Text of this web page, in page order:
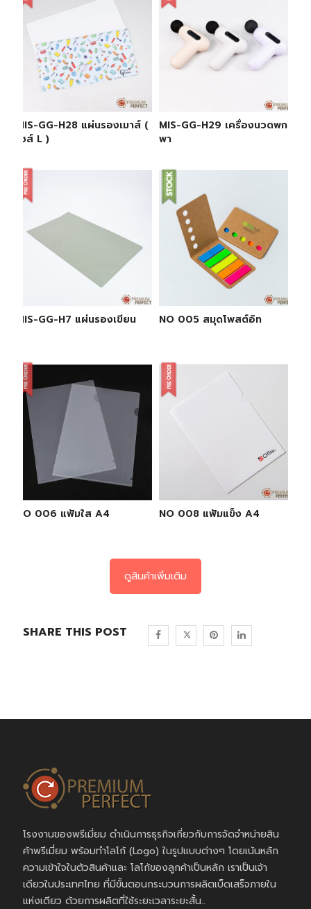
MIS-GG-H28 แผ่นรองเมาส์ (
ไซส์ L )
MIS-GG-H29 เครื่องนวดพก
พา
MIS-GG-H7 แผ่นรองเขียน NO 005 สมุดโพสต์อิท
NO 006 แฟ้มใส A4 NO 008 แฟ้มแข็ง A4
ดูสินค้าเพิ่มเติม
SHARE THIS POST
โรงงานของพรีเมี่ยม ดำเนินการธุรกิจเกี่ยวกับการจัดจำหน่ายสิน
ค้าพรีเมี่ยม พร้อมทำโลโก้ (Logo) ในรูปแบบต่างๆ โดยเน้นหลัก
ความเข้าใจในตัวสินค้าและ โลโก้ของลูกค้าเป็นหลัก เราเป็นเจ้า
เดียวในประเทศไทย ที่มีขั้นตอนกระบวนการผลิตเบ็ดเสร็จภายใน
แห่งเดียว ด้วยการผลิตที่ใช้ระยะเวลาระยะสั้น..